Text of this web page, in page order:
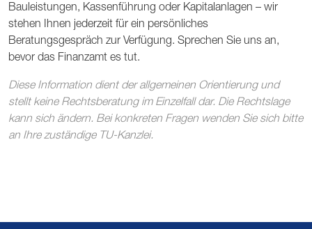
Bauleistungen, Kassenführung oder Kapitalanlagen – wir
stehen Ihnen jederzeit für ein persönliches
Beratungsgespräch zur Verfügung. Sprechen Sie uns an,
bevor das Finanzamt es tut.
Diese Information dient der allgemeinen Orientierung und
stellt keine Rechtsberatung im Einzelfall dar. Die Rechtslage
kann sich ändern. Bei konkreten Fragen wenden Sie sich bitte
an Ihre zuständige TU-Kanzlei.